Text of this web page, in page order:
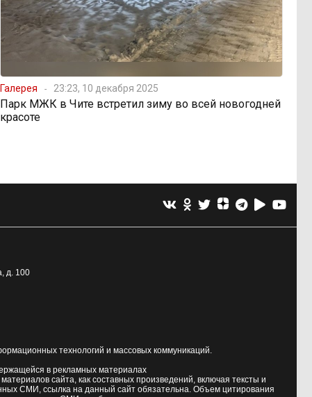
Галерея 23:23, 10 декабря 2025
Парк МЖК в Чите встретил зиму во всей новогодней
красоте
д. 100
технологий и массовых коммуникаций.
в рекламных материалах
сайта, как составных произведений, включая тексты и
СМИ, ссылка на данный сайт обязательна. Объем цитирования